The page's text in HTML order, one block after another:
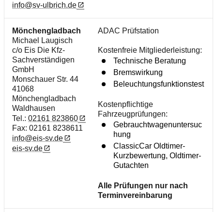
info@sv-ulbrich.de
Mönchengladbach
Michael Laugisch
c/o Eis Die Kfz-
Sachverständigen
GmbH
Monschauer Str. 44
41068
Mönchengladbach
Waldhausen
Tel.: 02161 823860
Fax: 02161 8238611
info@eis-sv.de
eis-sv.de
ADAC Prüfstation
Kostenfreie Mitgliederleistung:
Technische Beratung
Bremswirkung
Beleuchtungsfunktionstest
Kostenpflichtige
Fahrzeugprüfungen:
Gebrauchtwagenuntersuc
hung
ClassicCar Oldtimer-
Kurzbewertung, Oldtimer-
Gutachten
Alle Prüfungen nur nach
Terminvereinbarung